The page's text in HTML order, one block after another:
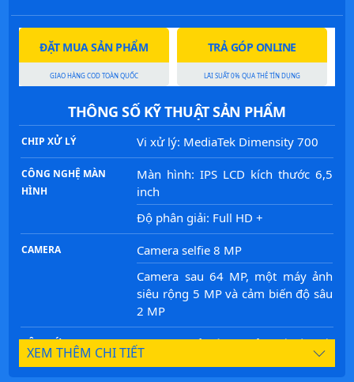
ĐẶT MUA SẢN PHẨM
GIAO HÀNG COD TOÀN QUỐC
TRẢ GÓP ONLINE
LÃI SUẤT 0% QUA THẺ TÍN DỤNG
THÔNG SỐ KỸ THUẬT SẢN PHẨM
CHIP XỬ LÝ Vi xử lý: MediaTek Dimensity 700
CÔNG NGHỆ MÀN
HÌNH
Màn hình: IPS LCD kích thước 6,5
inch
Độ phân giải: Full HD +
CAMERA
Camera selfie 8 MP
Camera sau 64 MP, một máy ảnh
siêu rộng 5 MP và cảm biến độ sâu
2 MP
BỘ NHỚ
128GB (mở rộng thẻ nhớ lên tới
1TB)
XEM THÊM CHI TIẾT